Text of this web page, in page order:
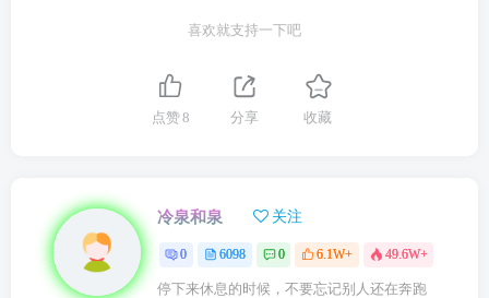
喜欢就支持一下吧
点赞8 分享 收藏
冷泉和泉 关注
0 6098 0 6.1W+ 49.6W+
停下来休息的时候，不要忘记别人还在奔跑